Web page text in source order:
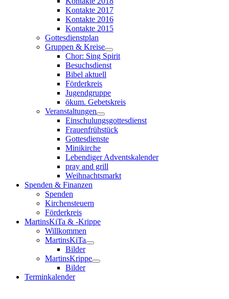
Kontakte 2017
Kontakte 2016
Kontakte 2015
Gottesdienstplan
Gruppen & Kreise
Chor: Sing Spirit
Besuchsdienst
Bibel aktuell
Förderkreis
Jugendgruppe
ökum. Gebetskreis
Veranstaltungen
Einschulungsgottesdienst
Frauenfrühstück
Gottesdienste
Minikirche
Lebendiger Adventskalender
pray and grill
Weihnachtsmarkt
Spenden & Finanzen
Spenden
Kirchensteuern
Förderkreis
MartinsKiTa & -Krippe
Willkommen
MartinsKiTa
Bilder
MartinsKrippe
Bilder
Terminkalender